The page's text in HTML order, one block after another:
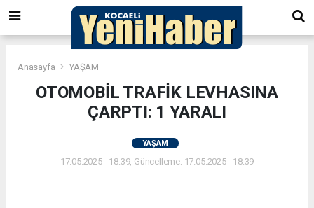
Anasayfa YAŞAM
OTOMOBİL TRAFİK LEVHASINA
ÇARPTI: 1 YARALI
YAŞAM
17.05.2025 - 18:39, Güncelleme: 17.05.2025 - 18:39